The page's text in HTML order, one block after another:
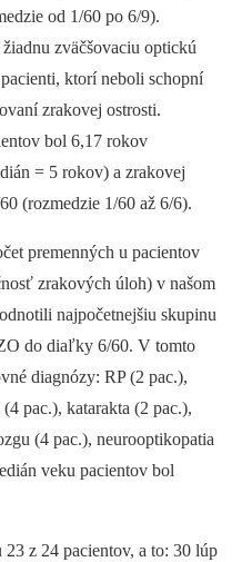
od 1/60 po 6/9).
zväčšovaciu optickú
ktorí neboli schopní
zrakovej ostrosti.
bol 6,17 rokov
= 5 rokov) a zrakovej
(rozmedzie 1/60 až 6/6).
premenných u pacientov
zrakových úloh) v našom
najpočetnejšiu skupinu
do diaľky 6/60. V tomto
diagnózy: RP (2 pac.),
pac.), katarakta (2 pac.),
(4 pac.), neurooptikopatia
veku pacientov bol
z 24 pacientov, a to: 30 lúp